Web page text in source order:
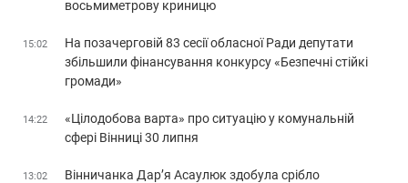
восьмиметрову криницю
15:02
На позачерговій 83 сесії обласної Ради депутати
збільшили фінансування конкурсу «Безпечні стійкі
громади»
14:22
«Цілодобова варта» про ситуацію у комунальній
сфері Вінниці 30 липня
13:02
Вінничанка Дар’я Асаулюк здобула срібло